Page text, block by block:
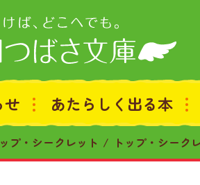
せ あたらしく出る本
プ・シークレット トップ・シーク